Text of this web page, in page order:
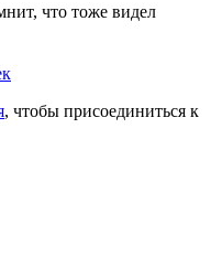
что тоже видел
, чтобы присоединиться к